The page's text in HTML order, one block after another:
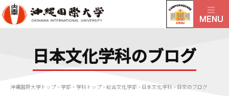
日本文化学科のブログ
沖縄国際大学トップ > 学部・学科トップ >総合文化学部 > 日本文化学科 > 日文のブログ